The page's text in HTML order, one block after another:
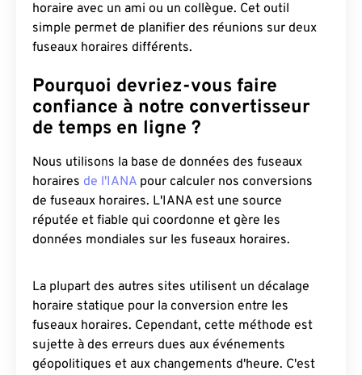
horaire avec un ami ou un collègue. Cet outil
simple permet de planifier des réunions sur deux
fuseaux horaires différents.
Pourquoi devriez-vous faire
confiance à notre convertisseur
de temps en ligne ?
Nous utilisons la base de données des fuseaux
horaires de l'IANA pour calculer nos conversions
de fuseaux horaires. L'IANA est une source
réputée et fiable qui coordonne et gère les
données mondiales sur les fuseaux horaires.
La plupart des autres sites utilisent un décalage
horaire statique pour la conversion entre les
fuseaux horaires. Cependant, cette méthode est
sujette à des erreurs dues aux événements
géopolitiques et aux changements d'heure. C'est